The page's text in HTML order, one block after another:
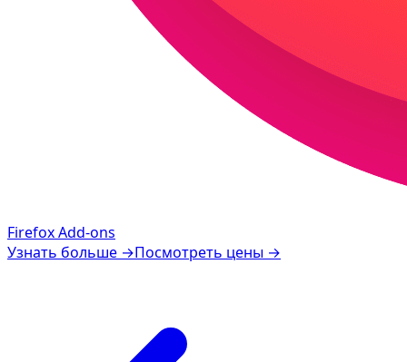
Firefox Add-ons
Узнать больше →Посмотреть цены →